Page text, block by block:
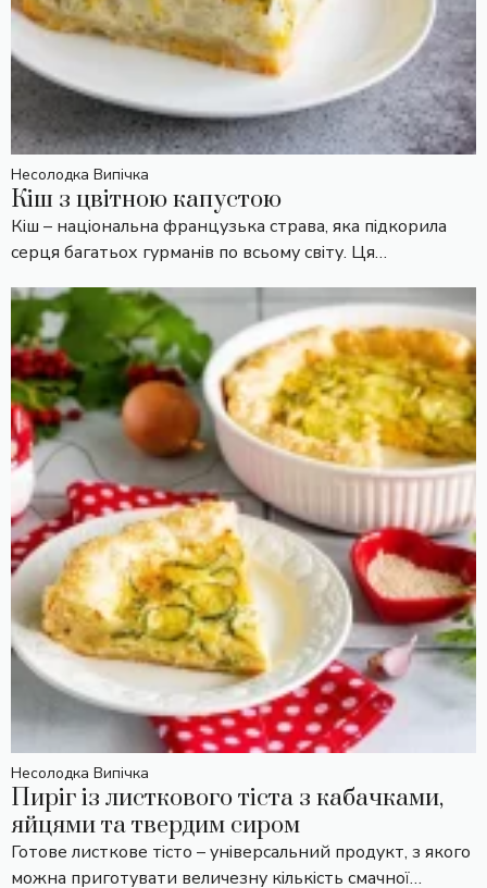
Несолодка Випічка
Кіш з цвітною капустою
Кіш – національна французька страва, яка підкорила
серця багатьох гурманів по всьому світу. Ця…
Несолодка Випічка
Пиріг із листкового тіста з кабачками,
яйцями та твердим сиром
Готове листкове тісто – універсальний продукт, з якого
можна приготувати величезну кількість смачної…